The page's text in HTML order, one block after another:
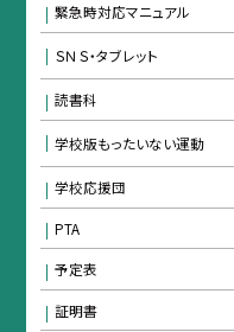
緊急時対応マニュアル
ＳＮＳ・タブレット
読書科
学校版もったいない運動
学校応援団
PTA
予定表
証明書